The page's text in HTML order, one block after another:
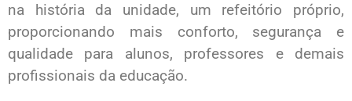
na história da unidade, um refeitório próprio,
proporcionando mais conforto, segurança e
qualidade para alunos, professores e demais
profissionais da educação.